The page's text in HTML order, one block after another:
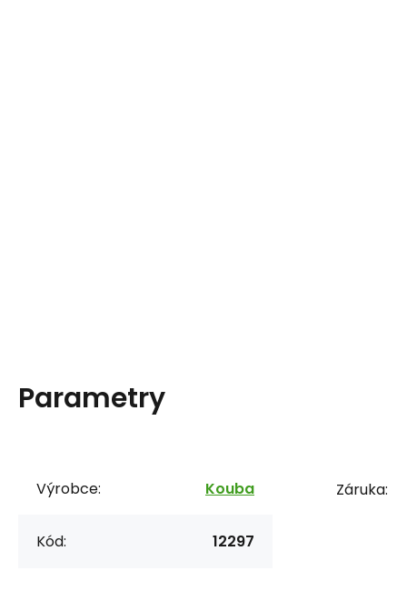
Parametry
Výrobce: Kouba
Kód: 12297
Záruka: